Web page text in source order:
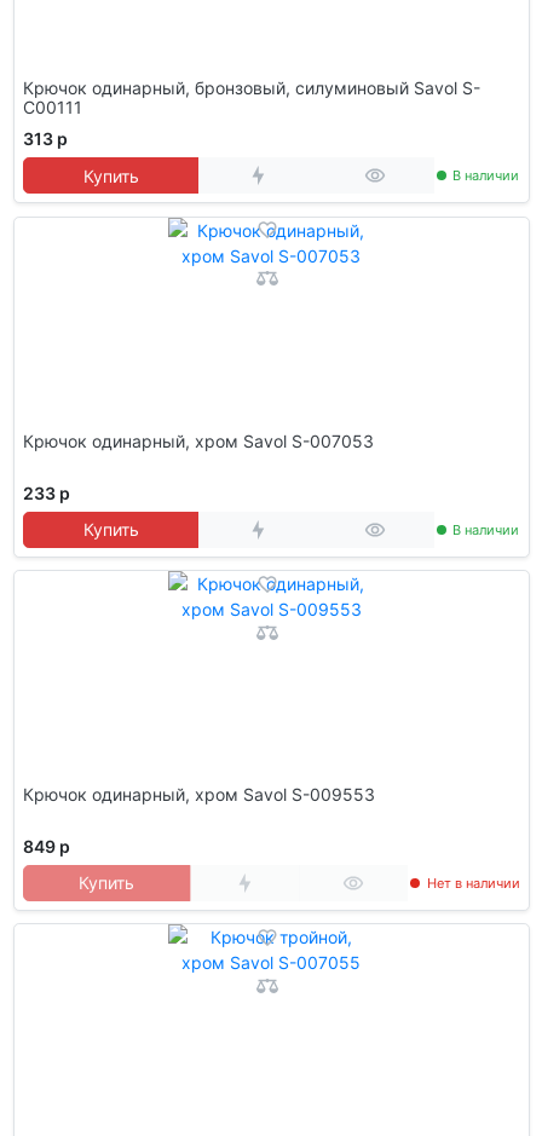
Крючок одинарный, бронзовый, силуминовый Savol S-
C00111
313 р
Купить
В наличии
Крючок одинарный, хром Savol S-007053
233 р
Купить
В наличии
Крючок одинарный, хром Savol S-009553
849 р
Купить
Нет в наличии